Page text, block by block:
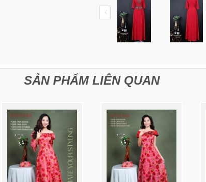
SẢN PHẨM LIÊN QUAN